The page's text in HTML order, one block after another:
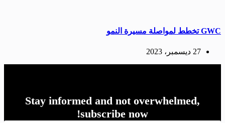
GWC تخطط لمواصلة مسيرة النمو
27 ديسمبر، 2023
Stay informed and not overwhelmed,
subscribe now!